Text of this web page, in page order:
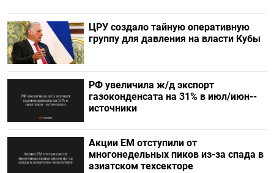
ЦРУ создало тайную оперативную
группу для давления на власти Кубы
РФ увеличила ж/д экспорт
газоконденсата на 31% в июл/июн--
источники
Акции ЕМ отступили от
многонедельных пиков из-за спада в
азиатском техсекторе